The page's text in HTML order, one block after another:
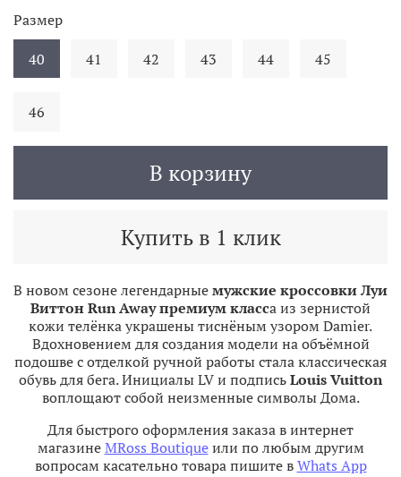
В корзину
Купить в 1 клик
Размер
40
41 42 43 44 45
46
В новом сезоне легендарныемужские кроссовки Луи
Виттон Run Away премиум класса из зернистой
кожи телёнка украшены тиснёным узором Damier.
Вдохновением для создания модели на объёмной
подошве с отделкой ручной работы стала классическая
обувь для бега. Инициалы LV и подписьLouis Vuitton
воплощают собой неизменные символы Дома.
Для быстрого оформления заказа в интернет
магазинеMRoss Boutiqueили по любым другим
вопросам касательно товара пишите вWhats App